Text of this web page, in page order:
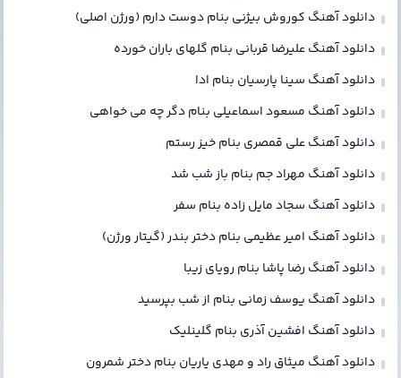
دانلود آهنگ کوروش بیژنی بنام دوست دارم (ورژن اصلی)
دانلود آهنگ علیرضا قربانی بنام گلهای باران خورده
دانلود آهنگ سینا پارسیان بنام ادا
دانلود آهنگ مسعود اسماعیلی بنام دگر چه می خواهی
دانلود آهنگ علی قمصری بنام خیز رستم
دانلود آهنگ مهراد جم بنام باز شب شد
دانلود آهنگ سجاد مایل زاده بنام سفر
دانلود آهنگ امیر عظیمی بنام دختر بندر (گیتار ورژن)
دانلود آهنگ رضا پاشا بنام رویای زیبا
دانلود آهنگ یوسف زمانی بنام از شب بپرسید
دانلود آهنگ افشین آذری بنام گلینلیک
دانلود آهنگ میثاق راد و مهدی یاریان بنام دختر شمرون